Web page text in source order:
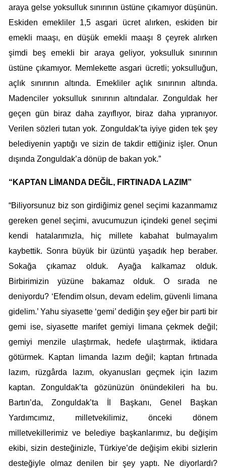
araya gelse yoksulluk sınırının üstüne çıkamıyor düşünün.
Eskiden emekliler 1,5 asgari ücret alırken, eskiden bir
emekli maaşı, en düşük emekli maaşı 8 çeyrek alırken
şimdi beş emekli bir araya geliyor, yoksulluk sınırının
üstüne çıkamıyor. Memlekette asgari ücretli; yoksulluğun,
açlık sınırının altında. Emekliler açlık sınırının altında.
Madenciler yoksulluk sınırının altındalar. Zonguldak her
geçen gün biraz daha zayıflıyor, biraz daha yıpranıyor.
Verilen sözleri tutan yok. Zonguldak’ta iyiye giden tek şey
belediyenin yaptığı ve sizin de takdir ettiğiniz işler. Onun
dışında Zonguldak’a dönüp de bakan yok.”
“KAPTAN LİMANDA DEĞİL, FIRTINADA LAZIM”
“Biliyorsunuz biz son girdiğimiz genel seçimi kazanmamız
gereken genel seçimi, avucumuzun içindeki genel seçimi
kendi hatalarımızla, hiç millete kabahat bulmayalım
kaybettik. Sonra büyük bir üzüntü yaşadık hep beraber.
Sokağa çıkamaz olduk. Ayağa kalkamaz olduk.
Birbirimizin yüzüne bakamaz olduk. O sırada ne
deniyordu? ‘Efendim olsun, devam edelim, güvenli limana
gidelim.’ Yahu siyasette ‘gemi’ dediğin şey eğer bir parti bir
gemi ise, siyasette marifet gemiyi limana çekmek değil;
gemiyi menzile ulaştırmak, hedefe ulaştırmak, iktidara
götürmek. Kaptan limanda lazım değil; kaptan fırtınada
lazım, rüzgârda lazım, okyanusları geçmek için lazım
kaptan. Zonguldak’ta gözünüzün önündekileri ha bu.
Bartın’da, Zonguldak’ta İl Başkanı, Genel Başkan
Yardımcımız, milletvekilimiz, önceki dönem
milletvekillerimiz ve belediye başkanlarımız, bu değişim
ekibi, sizin desteğinizle, Türkiye’de değişim ekibi sizlerin
desteğiyle olmaz denilen bir şey yaptı. Ne diyorlardı?